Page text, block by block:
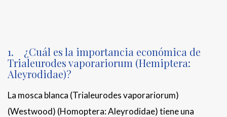
1. ¿Cuál es la importancia económica de
Trialeurodes vaporariorum (Hemiptera:
Aleyrodidae)?
La mosca blanca (Trialeurodes vaporariorum)
(Westwood) (Homoptera: Aleyrodidae) tiene una